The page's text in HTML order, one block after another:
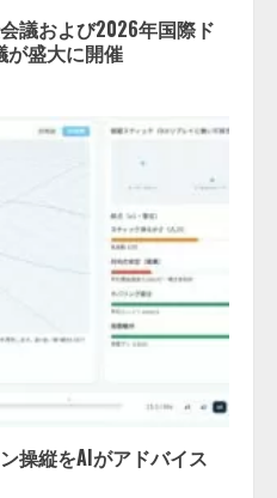
てい
る」と
回答
議および2026年国際ド
が盛大に開催
操縦をAIがアドバイス